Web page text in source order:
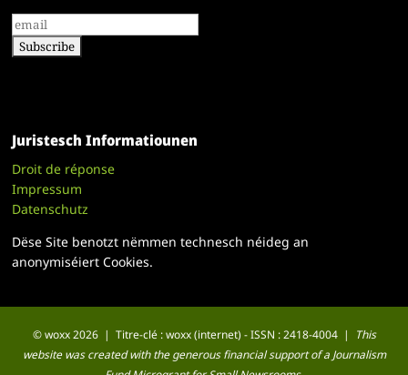
Juristesch Informatiounen
Droit de réponse
Impressum
Datenschutz
Dëse Site benotzt nëmmen technesch néideg an
anonymiséiert Cookies.
© woxx 2026 | Titre-clé : woxx (internet) - ISSN : 2418-4004 |
This
website was created with the generous financial support of a Journalism